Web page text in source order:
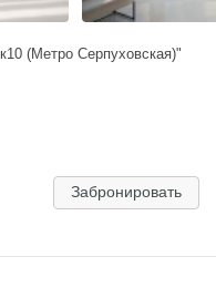
(Метро Серпуховская)"
ПОКРЫТИЯ
собой нахождение
реквизита на нижней
изгиба циклорамы и ее
Забронировать